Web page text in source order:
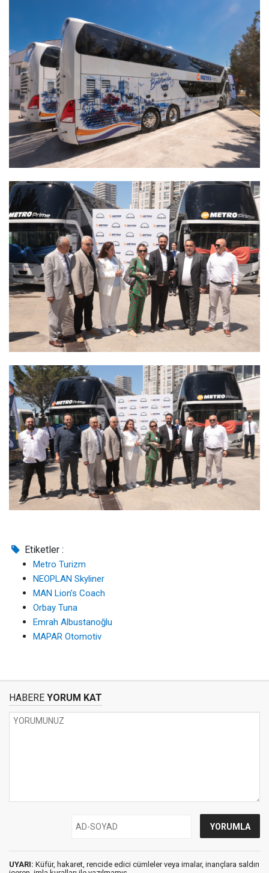
Etiketler :
Metro Turizm
NEOPLAN Skyliner
MAN Lion’s Coach
Orbay Tuna
Emrah Albustanoğlu
MAPAR Otomotiv
HABERE YORUM KAT
UYARI: Küfür, hakaret, rencide edici cümleler veya imalar, inançlara saldırı